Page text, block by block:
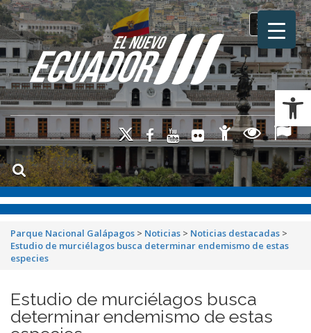
Toggle
Parque Nacional Galápagos > Noticias > Noticias destacadas >
Estudio de murciélagos busca determinar endemismo de estas
especies
Estudio de murciélagos busca
determinar endemismo de estas